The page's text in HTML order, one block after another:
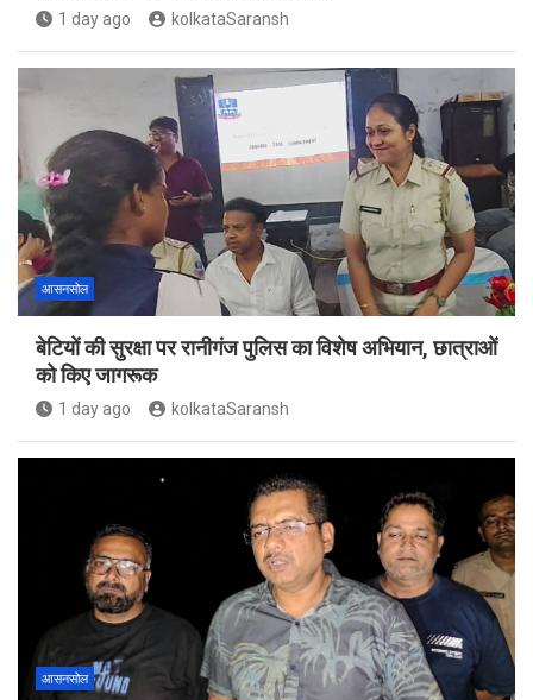
1 day ago kolkataSaransh
आसनसोल
बेटियों की सुरक्षा पर रानीगंज पुलिस का विशेष अभियान, छात्राओं
को किए जागरूक
1 day ago kolkataSaransh
आसनसोल